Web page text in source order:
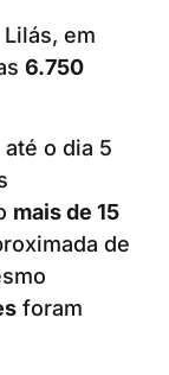
em
6.750
até o dia 5
mais de 15
de
foram